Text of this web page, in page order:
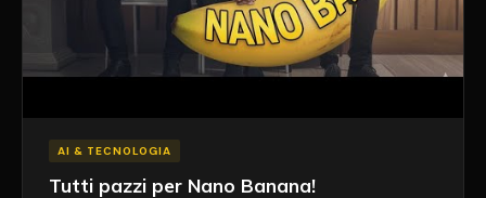
AI & TECNOLOGIA
Tutti pazzi per Nano Banana!